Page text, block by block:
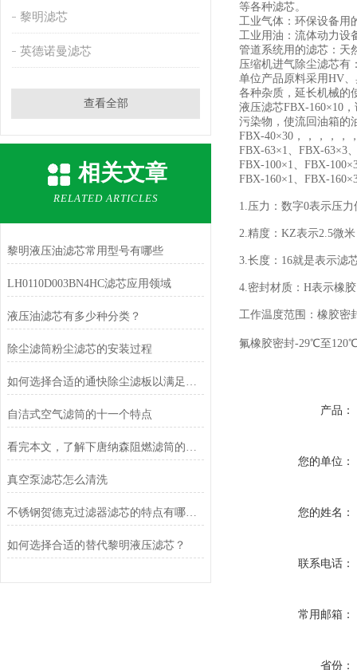
黎明滤芯
英德诺曼滤芯
查看全部
相关文章
RELATED ARTICLES
黎明液压油滤芯常用型号有哪些
LH0110D003BN4HC滤芯应用领域
液压油滤芯有多少种分类？
除尘滤筒粉尘滤芯的安装过程
如何选择合适的通快除尘滤板以满足除尘需求？
自洁式空气滤筒的十一个特点
看完本文，了解下唐纳森阻燃滤筒的功能特点
真空泵滤芯怎么清洗
不锈钢贺德克过滤器滤芯的特点有哪些？
如何选择合适的替代黎明液压滤芯？
等各种滤芯。
工业气体：环保设备用
工业用油：流体动力设
管道系统用的滤芯：天
压缩机进气除尘滤芯有
单位产品原料采用HV
各种杂质，延长机械的
液压滤芯FBX-160×10
污染物，使流回油箱的
FBX-40×30，，，，，
FBX-63×1、FBX-63×3
FBX-100×1、FBX-
FBX-160×1、FBX-
1.压力：数字0表示压力
2.精度：KZ表示2.5微
3.长度：16就是表示滤
4.密封材质：H表示橡
工作温度范围：橡胶
氟橡胶密封-29℃至
产品：
您的单位：
您的姓名：
联系电话：
常用邮箱：
省份：